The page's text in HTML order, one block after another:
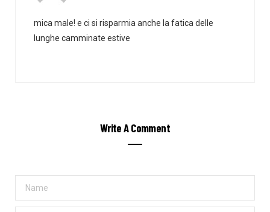
mica male! e ci si risparmia anche la fatica delle
lunghe camminate estive
Write A Comment